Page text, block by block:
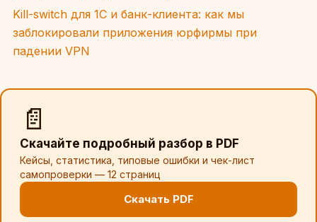
Kill-switch для 1С и банк-клиента: как мы
заблокировали приложения юрфирмы при
падении VPN
📄
Скачайте подробный разбор в PDF
Кейсы, статистика, типовые ошибки и чек-лист
самопроверки — 12 страниц
Скачать PDF